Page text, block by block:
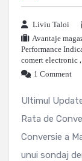
Liviu Taloi
Avantaje
Performance
comert electronic ,
1 Comment
Ultimul
Rata de
Conversie a
unui sondaj